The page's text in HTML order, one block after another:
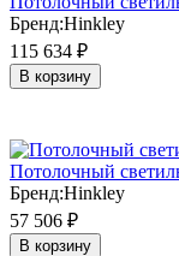
Бренд:Hinkley
115 634 ₽
В корзину
Потолочный
Бренд:Hinkley
57 506 ₽
В корзину